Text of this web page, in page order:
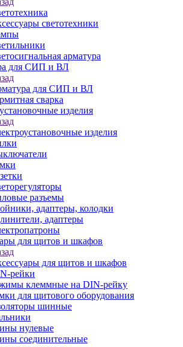
светотехники
арматура
для СИП и ВЛ
для СИП и ВЛ
сварка
изделия
изделия
разъемы
адаптеры, колодки
адаптеры
для щитов и шкафов
для щитов и шкафов
рейки
клеммные на DIN-рейку
для щитового оборудования
шинные
нулевые
соединительные